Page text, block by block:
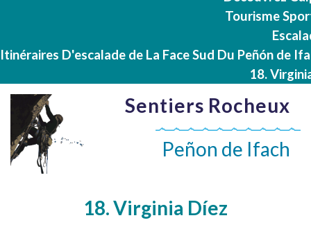
Sentiers Rocheux
Peñon de Ifach
Tourisme
Itinéraires D'escalade de La Face Sud Du Peñón de
18.
18. Virginia Díez